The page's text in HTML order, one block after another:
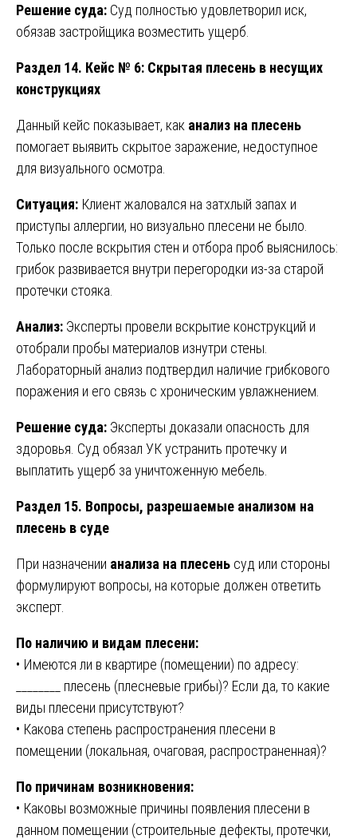
Решение суда: Суд полностью удовлетворил иск,
обязав застройщика возместить ущерб.
Раздел 14. Кейс № 6: Скрытая плесень в несущих
конструкциях
Данный кейс показывает, как анализ на плесень
помогает выявить скрытое заражение, недоступное
для визуального осмотра.
Ситуация: Клиент жаловался на затхлый запах и
приступы аллергии, но визуально плесени не было.
Только после вскрытия стен и отбора проб выяснилось:
грибок развивается внутри перегородки из-за старой
протечки стояка.
Анализ: Эксперты провели вскрытие конструкций и
отобрали пробы материалов изнутри стены.
Лабораторный анализ подтвердил наличие грибкового
поражения и его связь с хроническим увлажнением.
Решение суда: Эксперты доказали опасность для
здоровья. Суд обязал УК устранить протечку и
выплатить ущерб за уничтоженную мебель.
Раздел 15. Вопросы, разрешаемые анализом на
плесень в суде
При назначении анализа на плесень суд или стороны
формулируют вопросы, на которые должен ответить
эксперт.
По наличию и видам плесени:
• Имеются ли в квартире (помещении) по адресу:
________ плесень (плесневые грибы)? Если да, то какие
виды плесени присутствуют?
• Какова степень распространения плесени в
помещении (локальная, очаговая, распространенная)?
По причинам возникновения:
• Каковы возможные причины появления плесени в
данном помещении (строительные дефекты, протечки,